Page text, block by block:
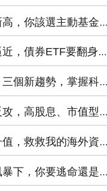
你該選主動基金還是ETF?
，債券ETF要翻身了?
新趨勢，掌握科技投資密碼
高股息、市值型ETF該抱誰?
，救救我的海外資產！
下，你要逃命還是加碼?